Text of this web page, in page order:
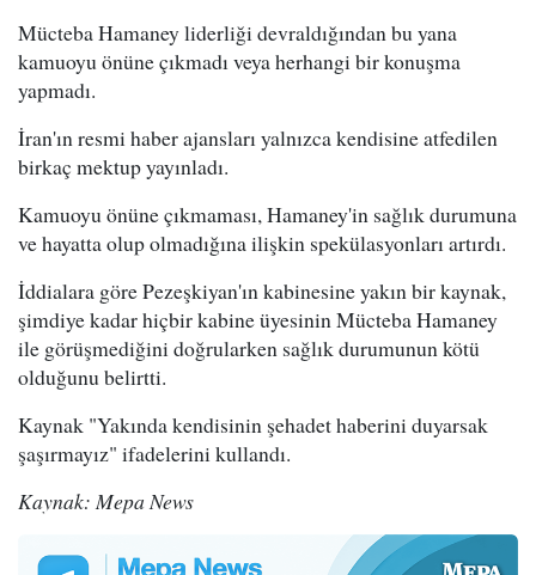
Mücteba Hamaney liderliği devraldığından bu yana
kamuoyu önüne çıkmadı veya herhangi bir konuşma
yapmadı.
İran'ın resmi haber ajansları yalnızca kendisine atfedilen
birkaç mektup yayınladı.
Kamuoyu önüne çıkmaması, Hamaney'in sağlık durumuna
ve hayatta olup olmadığına ilişkin spekülasyonları artırdı.
İddialara göre Pezeşkiyan'ın kabinesine yakın bir kaynak,
şimdiye kadar hiçbir kabine üyesinin Mücteba Hamaney
ile görüşmediğini doğrularken sağlık durumunun kötü
olduğunu belirtti.
Kaynak "Yakında kendisinin şehadet haberini duyarsak
şaşırmayız" ifadelerini kullandı.
Kaynak: Mepa News